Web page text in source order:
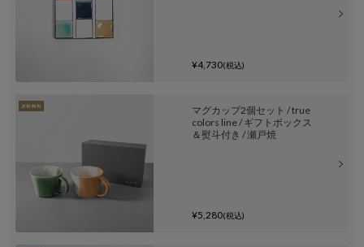
¥4,730(税込)
マグカップ2個セット / true
colors line / ギフトボックス
＆熨斗付き / 瀬戸焼
¥5,280(税込)